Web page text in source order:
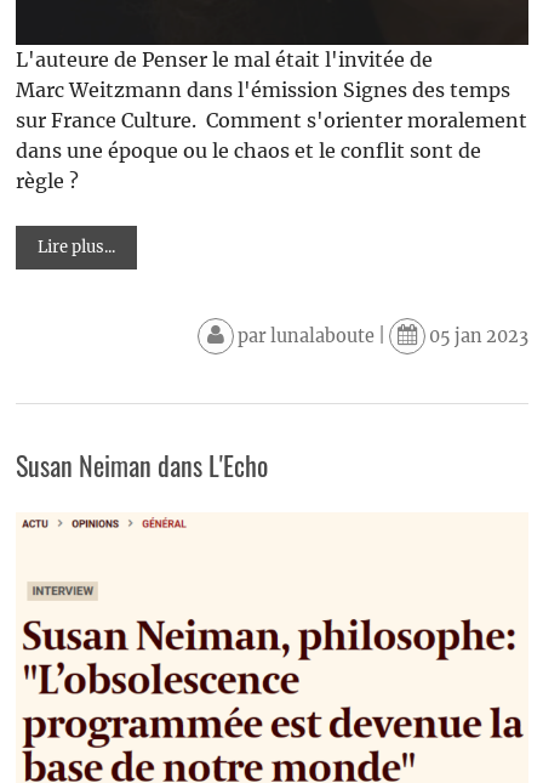
L'auteure de Penser le mal était l'invitée de
Marc Weitzmann dans l'émission Signes des temps
sur France Culture. Comment s'orienter moralement
dans une époque ou le chaos et le conflit sont de
règle ?
Lire plus...
parlunalaboute| 05 jan 2023
Susan Neiman dans L'Echo